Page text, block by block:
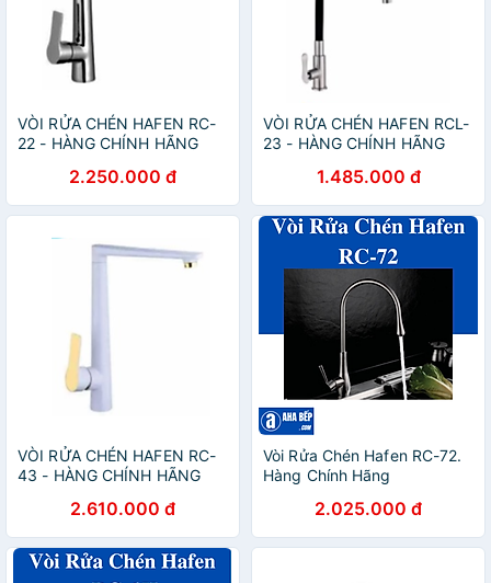
VÒI RỬA CHÉN HAFEN RC-
22 - HÀNG CHÍNH HÃNG
2.250.000 đ
VÒI RỬA CHÉN HAFEN RCL-
23 - HÀNG CHÍNH HÃNG
1.485.000 đ
VÒI RỬA CHÉN HAFEN RC-
43 - HÀNG CHÍNH HÃNG
2.610.000 đ
Vòi Rửa Chén Hafen RC-72.
Hàng Chính Hãng
2.025.000 đ